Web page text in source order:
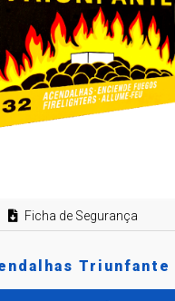
Ficha de Segurança
Triunfante